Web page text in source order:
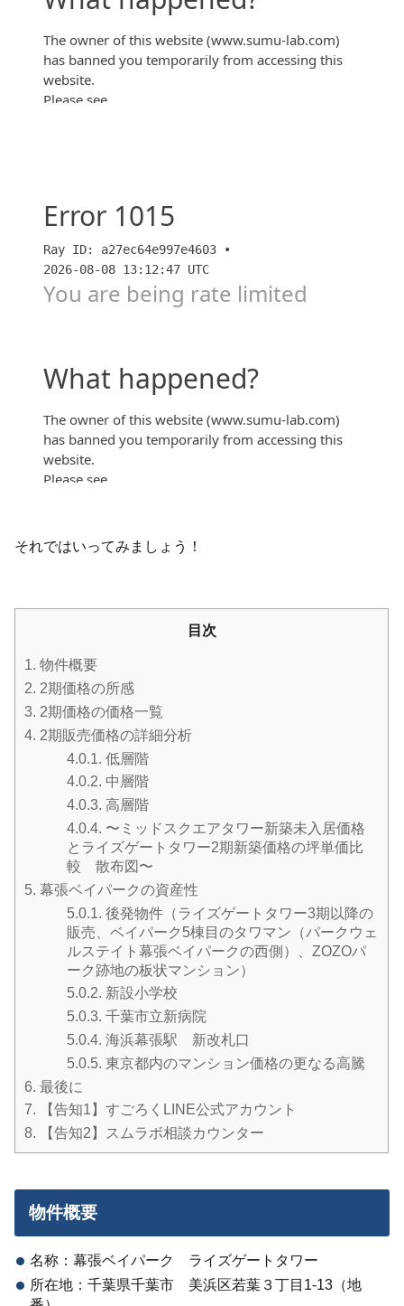
【内覧会訪問&対談】幕張ベイパーク ミッドスクエ
アタワーの内覧会に2LDKさんと参加！4棟目のライズ
ゲートタワーへの期待感は？！（後編）
それではいってみましょう！
目次
1. 物件概要
2. 2期価格の所感
3. 2期価格の価格一覧
4. 2期販売価格の詳細分析
4.0.1. 低層階
4.0.2. 中層階
4.0.3. 高層階
4.0.4. 〜ミッドスクエアタワー新築未入居価格
とライズゲートタワー2期新築価格の坪単価比
較 散布図〜
5. 幕張ベイパークの資産性
5.0.1. 後発物件（ライズゲートタワー3期以降の
販売、ベイパーク5棟目のタワマン（パークウェ
ルステイト幕張ベイパークの西側）、ZOZOパ
ーク跡地の板状マンション）
5.0.2. 新設小学校
5.0.3. 千葉市立新病院
5.0.4. 海浜幕張駅 新改札口
5.0.5. 東京都内のマンション価格の更なる高騰
6. 最後に
7. 【告知1】すごろくLINE公式アカウント
8. 【告知2】スムラボ相談カウンター
物件概要
名称：幕張ベイパーク ライズゲートタワー
所在地：千葉県千葉市 美浜区若葉３丁目1-13（地